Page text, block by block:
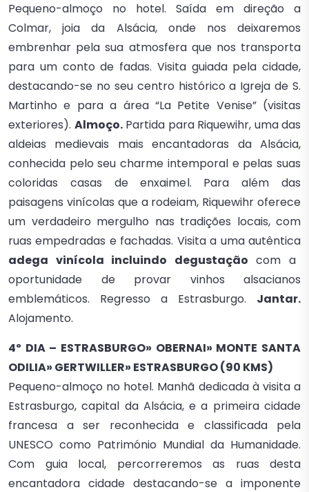
Pequeno-almoço no hotel. Saída em direção a
Colmar, joia da Alsácia, onde nos deixaremos
embrenhar pela sua atmosfera que nos transporta
para um conto de fadas. Visita guiada pela cidade,
destacando-se no seu centro histórico a Igreja de S.
Martinho e para a área “La Petite Venise” (visitas
exteriores). Almoço.Partida para Riquewihr, uma das
aldeias medievais mais encantadoras da Alsácia,
conhecida pelo seu charme intemporal e pelas suas
coloridas casas de enxaimel. Para além das
paisagens vinícolas que a rodeiam, Riquewihr oferece
um verdadeiro mergulho nas tradições locais, com
ruas empedradas e fachadas. Visita a uma autêntica
adega vinícola incluindo degustação com a
oportunidade de provar vinhos alsacianos
emblemáticos. Regresso a Estrasburgo. Jantar.
Alojamento.
4º DIA – ESTRASBURGO» OBERNAI» MONTE SANTA
ODILIA» GERTWILLER» ESTRASBURGO (90 KMS)
Pequeno-almoço no hotel. Manhã dedicada à visita a
Estrasburgo, capital da Alsácia, e a primeira cidade
francesa a ser reconhecida e classificada pela
UNESCO como Património Mundial da Humanidade.
Com guia local, percorreremos as ruas desta
encantadora cidade destacando-se a imponente